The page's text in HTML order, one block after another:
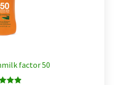
factor 50